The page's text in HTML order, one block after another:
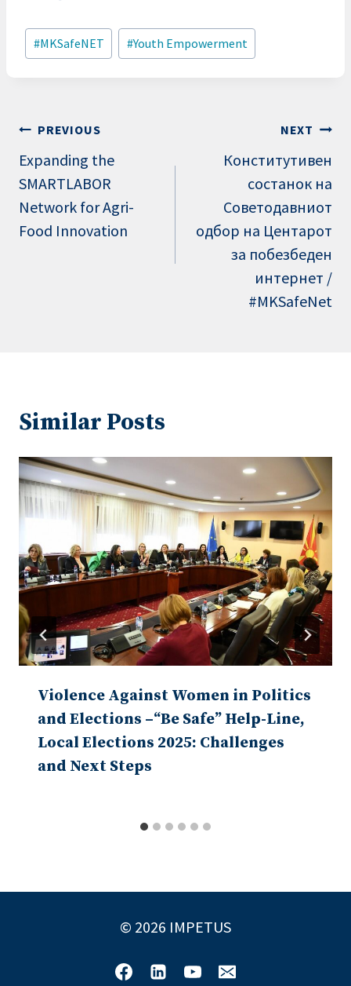
Post
Tags:
#MKSafeNET #Youth Empowerment
Post
navigation
PREVIOUS
Expanding the
SMARTLABOR
Network for Agri-
Food Innovation
NEXT
Конститутивен
состанок на
Советодавниот
одбор на Центарот
за побезбеден
интернет /
#MKSafeNet
Similar Posts
Violence Against Women in Politics
and Elections –“Be Safe” Help-Line,
Local Elections 2025: Challenges
and Next Steps
© 2026 IMPETUS